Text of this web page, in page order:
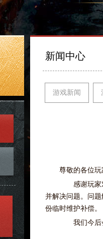
新闻中心
游戏新闻
尊敬的各位玩
感谢玩家对
并解决问题。问
份临时维护补偿。
我们今后会